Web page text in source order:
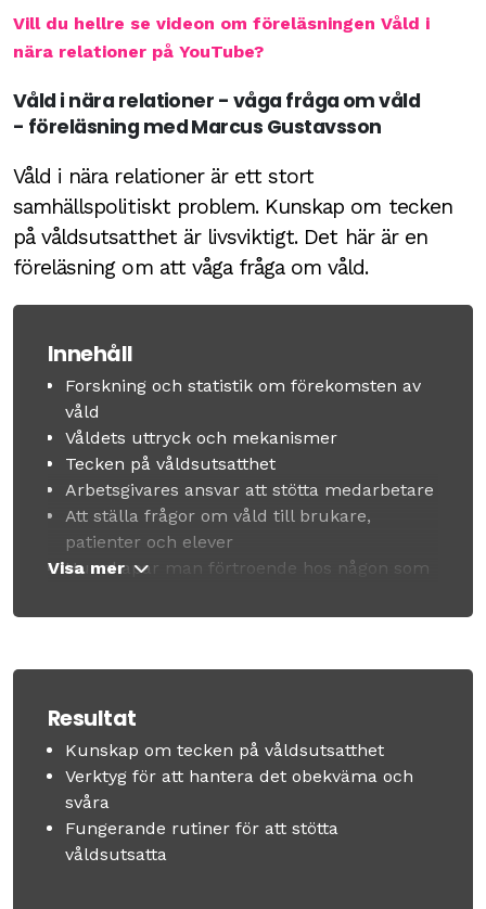
Vill du hellre se videon om föreläsningen Våld i
nära relationer på YouTube?
Våld i nära relationer - våga fråga om våld
- föreläsning med Marcus Gustavsson
Våld i nära relationer är ett stort
samhällspolitiskt problem. Kunskap om tecken
på våldsutsatthet är livsviktigt. Det här är en
föreläsning om att våga fråga om våld.
Innehåll
Forskning och statistik om förekomsten av
våld
Våldets uttryck och mekanismer
Tecken på våldsutsatthet
Arbetsgivares ansvar att stötta medarbetare
Att ställa frågor om våld till brukare,
patienter och elever
Hur skapar man förtroende hos någon som
Hur kan frågor om våld ställas och hur ska
Stöd till våldsutsatta
Visa mer
Resultat
Kunskap om tecken på våldsutsatthet
Verktyg för att hantera det obekväma och
svåra
Fungerande rutiner för att stötta
våldsutsatta